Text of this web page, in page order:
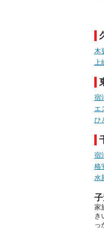
木
宿
エ
ひ
宿
格
水
家
き
っ